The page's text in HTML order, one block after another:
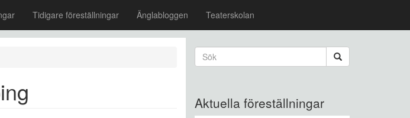
Tidigare föreställningar Änglabloggen Teaterskolan
Sökformulär
Aktuella föreställningar